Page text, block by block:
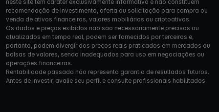
neste site têm caráter exclusivamente informativo e não constituem
recomendação de investimento, oferta ou solicitação para compra ou
venda de ativos financeiros, valores mobiliários ou criptoativos.
Os dados e preços exibidos não são necessariamente precisos ou
atualizados em tempo real, podem ser fornecidos por terceiros e,
portanto, podem divergir dos preços reais praticados em mercados ou
bolsas de valores, sendo inadequados para uso em negociações ou
operações financeiras.
Rentabilidade passada não representa garantia de resultados futuros.
Antes de investir, avalie seu perfil e consulte profissionais habilitados.